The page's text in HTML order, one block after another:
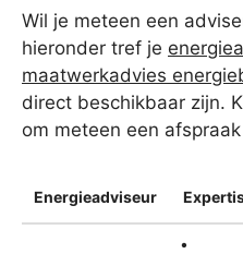
Wil je meteen een
hieronder tref je
maatwerkadvies
direct beschikbaar zijn.
om meteen een
Energieadviseur
•